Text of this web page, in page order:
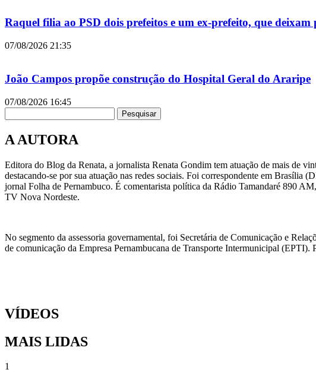
Raquel filia ao PSD dois prefeitos e um ex-prefeito, que
07/08/2026 21:35
João Campos propõe construção do Hospital Geral do Araripe
07/08/2026 16:45
Pesquisar
A AUTORA
Editora do Blog da Renata, a jornalista Renata Gondim tem atuação de mais de
destacando-se por sua atuação nas redes sociais. Foi correspondente em
jornal Folha de Pernambuco. É comentarista política da Rádio Tamandaré 890
TV Nova Nordeste.
No segmento da assessoria governamental, foi Secretária de Comunicação e
de comunicação da Empresa Pernambucana de Transporte Intermunicipal (EPTI).
VÍDEOS
MAIS LIDAS
1